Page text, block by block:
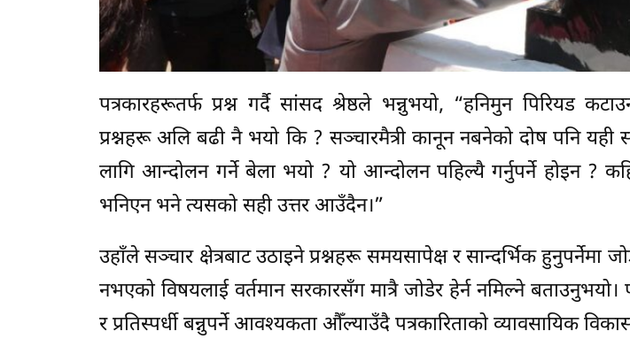
पत्रकारहरूतर्फ प्रश्न गर्दै सांसद श्रेष्ठले भन्नुभयो, “हनिमुन पिरियड
प्रश्नहरू अलि बढी नै भयो कि ? सञ्चारमैत्री कानून नबनेको दोष पनि यही
लागि आन्दोलन गर्ने बेला भयो ? यो आन्दोलन पहिल्यै गर्नुपर्ने होइन ?
भनिएन भने त्यसको सही उत्तर आउँदैन।”
उहाँले सञ्चार क्षेत्रबाट उठाइने प्रश्नहरू समयसापेक्ष र सान्दर्भिक हुनुपर्नेमा
नभएको विषयलाई वर्तमान सरकारसँग मात्रै जोडेर हेर्न नमिल्ने
र प्रतिस्पर्धी बन्नुपर्ने आवश्यकता औँल्याउँदै पत्रकारिताको व्यावसायिक